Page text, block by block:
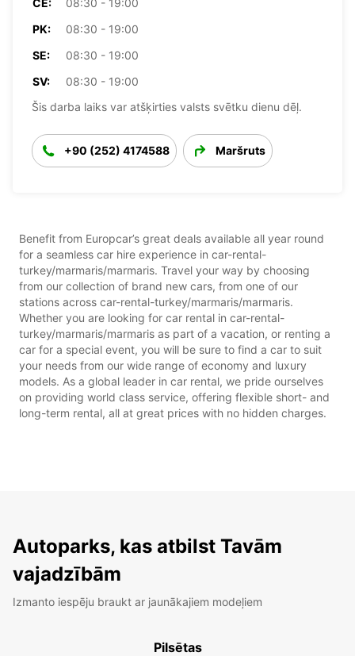
CE:
08:30 - 19:00
PK:
08:30 - 19:00
SE:
08:30 - 19:00
SV:
08:30 - 19:00
Šis darba laiks var atšķirties valsts svētku dienu dēļ.
+90 (252) 4174588 Maršruts
Benefit from Europcar’s great deals available all year round
for a seamless car hire experience in car-rental-
turkey/marmaris/marmaris. Travel your way by choosing
from our collection of brand new cars, from one of our
stations across car-rental-turkey/marmaris/marmaris.
Whether you are looking for car rental in car-rental-
turkey/marmaris/marmaris as part of a vacation, or renting a
car for a special event, you will be sure to find a car to suit
your needs from our wide range of economy and luxury
models. As a global leader in car rental, we pride ourselves
on providing world class service, offering flexible short- and
long-term rental, all at great prices with no hidden charges.
Autoparks, kas atbilst Tavām
vajadzībām
Izmanto iespēju braukt ar jaunākajiem modeļiem
Pilsētas